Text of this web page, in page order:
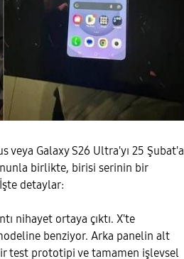
veya Galaxy S26 Ultra'yı 25 Şubat'a
birlikte, birisi serinin bir
detaylar:
nihayet ortaya çıktı. X'te
benziyor. Arka panelin alt
test prototipi ve tamamen işlevsel